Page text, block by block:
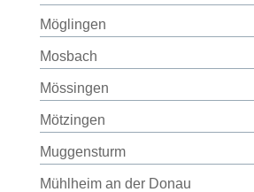
Möglingen
Mosbach
Mössingen
Mötzingen
Muggensturm
Mühlheim an der Donau